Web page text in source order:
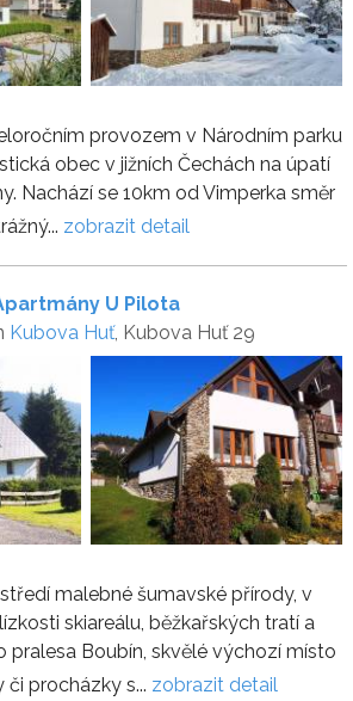
provozem v Národním parku
obec v jižních Čechách na úpatí
Nachází se 10km od Vimperka směr
zobrazit detail
U Pilota
Kubova Huť, Kubova Huť 29
malebné šumavské přírody, v
skiareálu, běžkařských tratí a
pralesa Boubín, skvělé výchozí místo
či procházky s... zobrazit detail